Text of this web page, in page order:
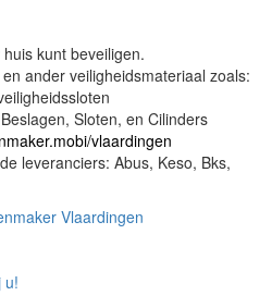
kunt beveiligen.
ander veiligheidsmateriaal zoals:
Sloten, en Cilinders
vlaardingen
leveranciers: Abus, Keso, Bks,
Vlaardingen
u!